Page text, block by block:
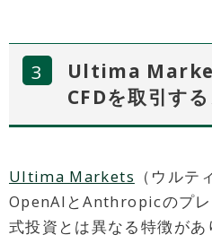
Ultima
CFDを取引す
Ultima Markets （ウルテ
OpenAIとAnthropicのプレ
式投資とは異なる特徴があ